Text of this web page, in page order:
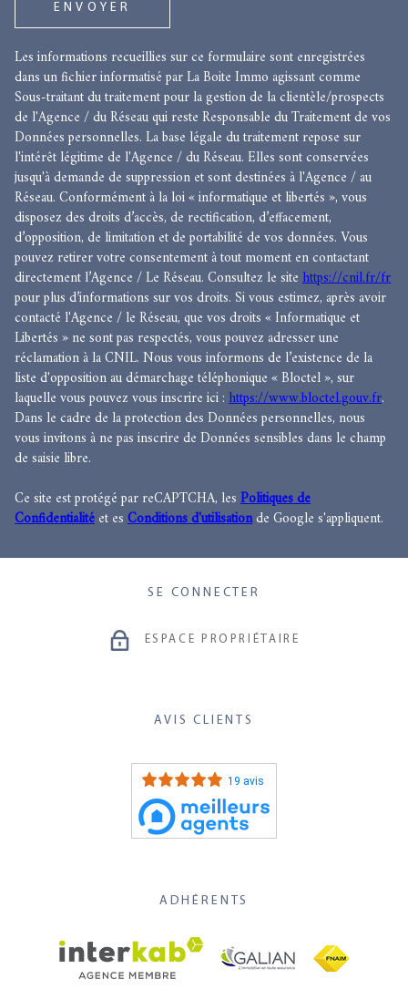
ENVOYER
Les informations recueillies sur ce formulaire sont enregistrées
dans un fichier informatisé par La Boite Immo agissant comme
Sous-traitant du traitement pour la gestion de la clientèle/prospects
de l'Agence / du Réseau qui reste Responsable du Traitement de vos
Données personnelles. La base légale du traitement repose sur
l'intérêt légitime de l'Agence / du Réseau. Elles sont conservées
jusqu'à demande de suppression et sont destinées à l'Agence / au
Réseau. Conformément à la loi « informatique et libertés », vous
disposez des droits d’accès, de rectification, d’effacement,
d’opposition, de limitation et de portabilité de vos données. Vous
pouvez retirer votre consentement à tout moment en contactant
directement l’Agence / Le Réseau. Consultez le sitehttps://cnil.fr/fr
pour plus d’informations sur vos droits. Si vous estimez, après avoir
contacté l'Agence / le Réseau, que vos droits « Informatique et
Libertés » ne sont pas respectés, vous pouvez adresser une
réclamation à la CNIL. Nous vous informons de l’existence de la
liste d'opposition au démarchage téléphonique « Bloctel », sur
laquelle vous pouvez vous inscrire ici :https://www.bloctel.gouv.fr.
Dans le cadre de la protection des Données personnelles, nous
vous invitons à ne pas inscrire de Données sensibles dans le champ
de saisie libre.
Ce site est protégé par reCAPTCHA, lesPolitiques de
Confidentialitéet esConditions d'utilisationde Google s'appliquent.
SE CONNECTER
ESPACE PROPRIÉTAIRE
AVIS CLIENTS
19 avis
ADHÉRENTS